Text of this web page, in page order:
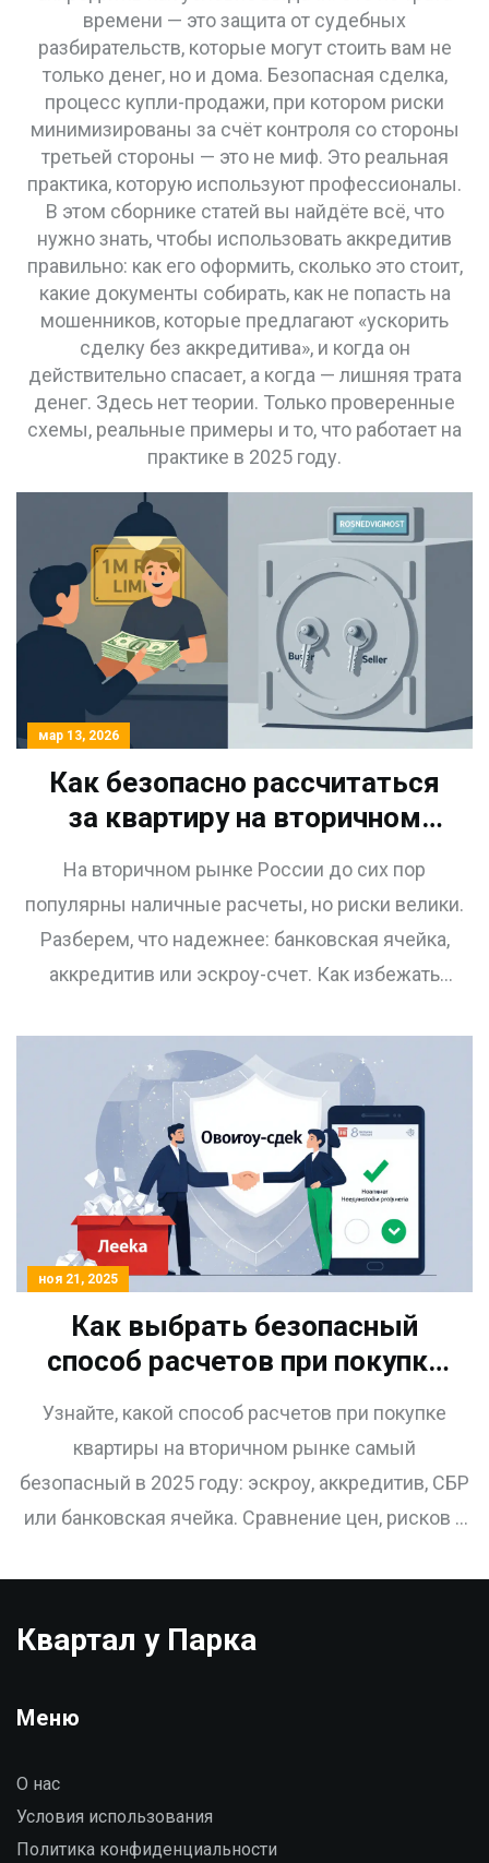
времени — это защита от судебных
разбирательств, которые могут стоить вам не
только денег, но и дома. Безопасная сделка,
процесс купли-продажи, при котором риски
минимизированы за счёт контроля со стороны
третьей стороны — это не миф. Это реальная
практика, которую используют профессионалы.
В этом сборнике статей вы найдёте всё, что
нужно знать, чтобы использовать аккредитив
правильно: как его оформить, сколько это стоит,
какие документы собирать, как не попасть на
мошенников, которые предлагают «ускорить
сделку без аккредитива», и когда он
действительно спасает, а когда — лишняя трата
денег. Здесь нет теории. Только проверенные
схемы, реальные примеры и то, что работает на
практике в 2025 году.
мар 13, 2026
Как безопасно рассчитаться
за квартиру на вторичном
аккредитив или наличные
На вторичном рынке России до сих пор
популярны наличные расчеты, но риски велики.
Разберем, что надежнее: банковская ячейка,
аккредитив или эскроу-счет. Как избежать
ноя 21, 2025
Как выбрать безопасный
способ расчетов при покупке
квартиры на вторичном
рынке: сравнение
аккредитива, эскроу и других
методов
Узнайте, какой способ расчетов при покупке
квартиры на вторичном рынке самый
безопасный в 2025 году: эскроу, аккредитив, СБР
или банковская ячейка. Сравнение цен, рисков и
Квартал у Парка
Меню
О нас
Условия использования
Политика конфиденциальности